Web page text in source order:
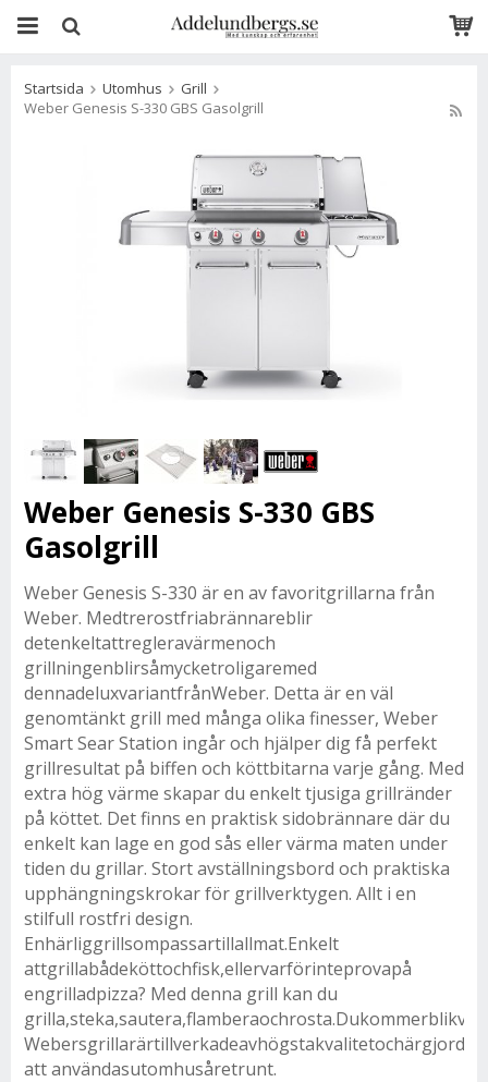
Startsida Utomhus
Grill
Weber Genesis S-330 GBS Gasolgrill
Weber Genesis S-330 GBS
Gasolgrill
Weber Genesis S-330 är en av favoritgrillarna från
Weber. Medtrerostfriabrännareblir
detenkeltattregleravärmenoch
grillningenblirsåmycketroligaremed
dennadeluxvariantfrånWeber. Detta är en väl
genomtänkt grill med många olika finesser, Weber
Smart Sear Station ingår och hjälper dig få perfekt
grillresultat på biffen och köttbitarna varje gång. Med
extra hög värme skapar du enkelt tjusiga grillränder
på köttet. Det finns en praktisk sidobrännare där du
enkelt kan lage en god sås eller värma maten under
tiden du grillar. Stort avställningsbord och praktiska
upphängningskrokar för grillverktygen. Allt i en
stilfull rostfri design.
Enhärliggrillsompassartillallmat.Enkelt
attgrillabådeköttochfisk,ellervarförinteprovapå
engrilladpizza? Med denna grill kan du
att användasutomhusåretrunt.